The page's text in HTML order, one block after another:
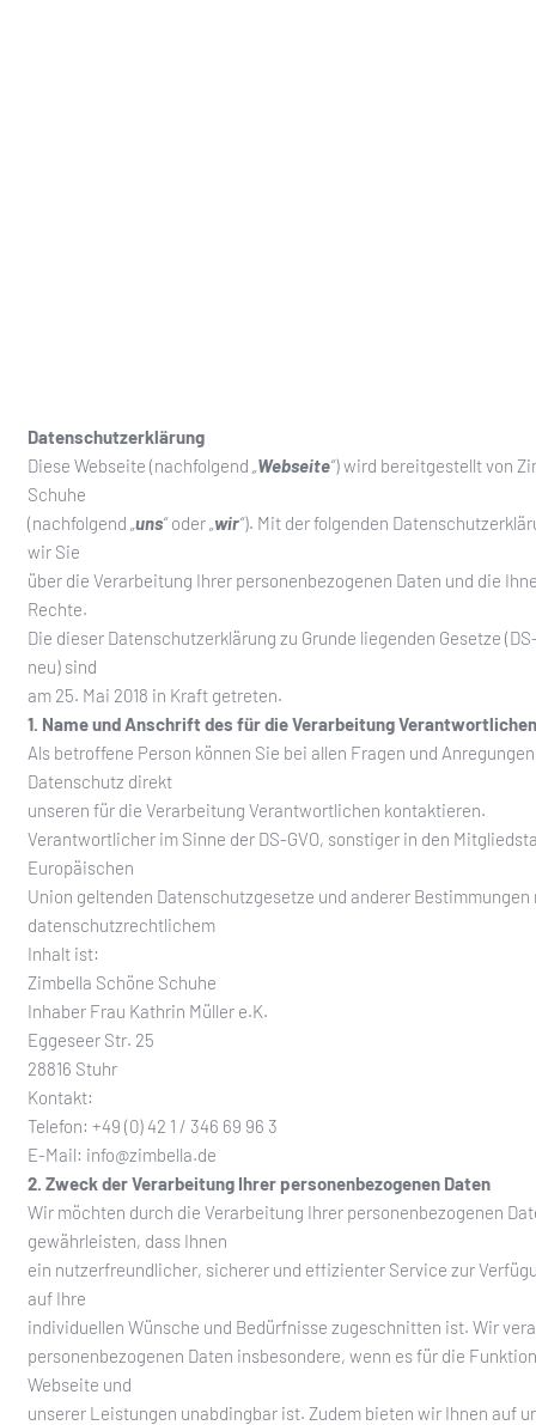
Datenschutzerklärung
Diese Webseite (nachfolgend „Webseite“) wird bereitgestellt von
Schuhe
(nachfolgend „uns“oder„wir“). Mit der folgenden
wir Sie
über die Verarbeitung Ihrer personenbezogenen Daten und die
Rechte.
Die dieser Datenschutzerklärung zu Grunde liegenden Gesetze
neu) sind
am 25. Mai 2018 in Kraft getreten.
1. Name und Anschrift des für die Verarbeitung Verantwortlichen
Als betroffene Person können Sie bei allen Fragen und
Datenschutz direkt
unseren für die Verarbeitung Verantwortlichen kontaktieren.
Verantwortlicher im Sinne der DS-GVO, sonstiger in den
Europäischen
Union geltenden Datenschutzgesetze und anderer Bestimmungen
datenschutzrechtlichem
Inhalt ist:
Zimbella Schöne Schuhe
Inhaber Frau Kathrin Müller e.K.
Eggeseer Str. 25
28816 Stuhr
Kontakt:
Telefon: +49 (0) 42 1 / 346 69 96 3
E-Mail: info@zimbella.de
2. Zweck der Verarbeitung Ihrer personenbezogenen Daten
Wir möchten durch die Verarbeitung Ihrer personenbezogenen
gewährleisten, dass Ihnen
ein nutzerfreundlicher, sicherer und effizienter Service zur
auf Ihre
individuellen Wünsche und Bedürfnisse zugeschnitten ist. Wir
personenbezogenen Daten insbesondere, wenn es für die
Webseite und
unserer Leistungen unabdingbar ist. Zudem bieten wir Ihnen auf